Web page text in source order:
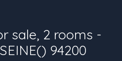
sale, 2 rooms -
94200